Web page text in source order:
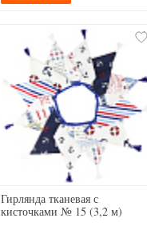
Гирлянда тканевая с
кисточками № 15 (3,2 м)